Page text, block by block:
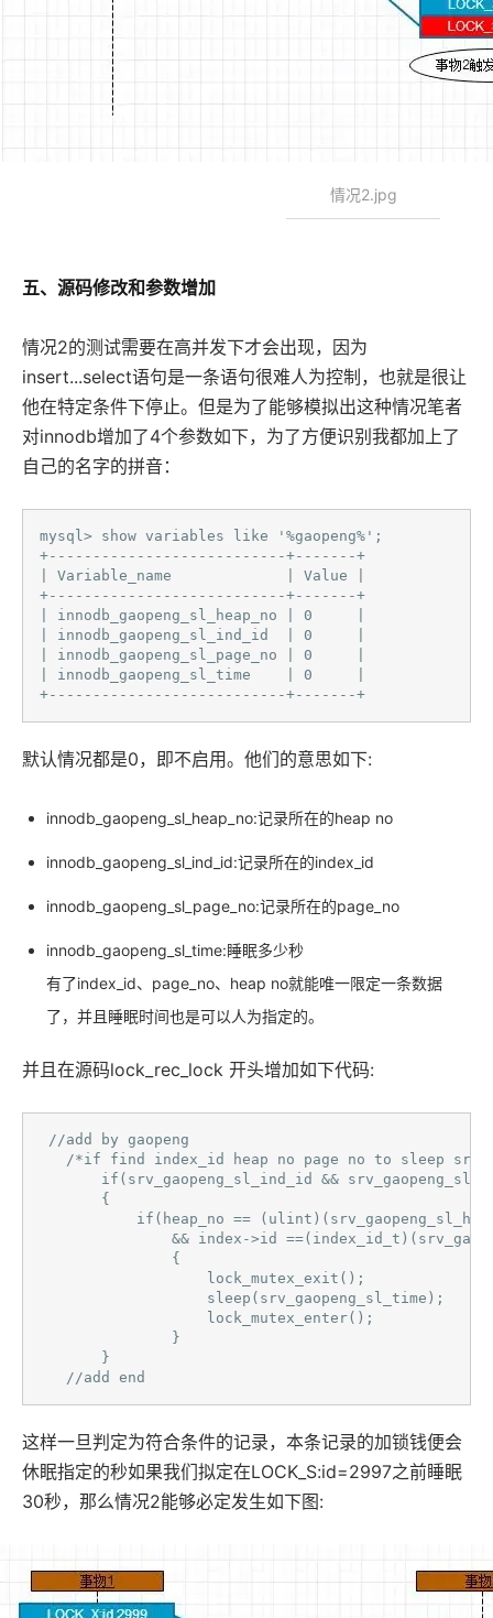
情况2.jpg
五、源码修改和参数增加
情况2的测试需要在高并发下才会出现，因为
insert...select语句是一条语句很难人为控制，也就是很让
他在特定条件下停止。但是为了能够模拟出这种情况笔者
对innodb增加了4个参数如下，为了方便识别我都加上了
自己的名字的拼音：
mysql> show variables like '%gaopeng%';
+---------------------------+-------+
| Variable_name             | Value |
+---------------------------+-------+
| innodb_gaopeng_sl_heap_no | 0     |
| innodb_gaopeng_sl_ind_id  | 0     |
| innodb_gaopeng_sl_page_no | 0     |
| innodb_gaopeng_sl_time    | 0     |
+---------------------------+-------+
默认情况都是0，即不启用。他们的意思如下:
innodb_gaopeng_sl_heap_no:记录所在的heap no
innodb_gaopeng_sl_ind_id:记录所在的index_id
innodb_gaopeng_sl_page_no:记录所在的page_no
innodb_gaopeng_sl_time:睡眠多少秒
有了index_id、page_no、heap no就能唯一限定一条数据
了，并且睡眠时间也是可以人为指定的。
并且在源码lock_rec_lock 开头增加如下代码:
//add by gaopeng
/*if find index_id heap no page no to sleep
if(srv_gaopeng_sl_ind_id &&
       {
if(heap_no ==
&& index->id
               {
                   lock_mutex_exit();
                   sleep(srv_gaopeng_sl_time);
                   lock_mutex_enter();
               }
       }
   //add end
这样一旦判定为符合条件的记录，本条记录的加锁钱便会
休眠指定的秒如果我们拟定在LOCK_S:id=2997之前睡眠
30秒，那么情况2能够必定发生如下图: